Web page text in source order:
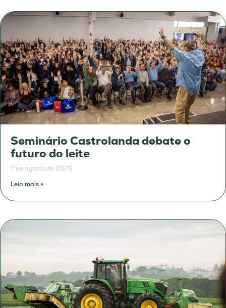
Seminário Castrolanda debate o
futuro do leite
7 de agosto de 2026
Leia mais »